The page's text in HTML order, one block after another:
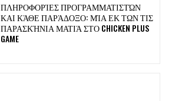
ΠΛΗΡΟΦΟΡΊΕΣ ΠΡΟΓΡΑΜΜΑΤΙΣΤΏΝ
ΚΑΙ ΚΆΘΕ ΠΑΡΆΔΟΞΟ: ΜΊΑ ΕΚ ΤΩΝ ΤΙΣ
ΠΑΡΑΣΚΉΝΙΑ ΜΑΤΙΆ ΣΤΟ CHICKEN PLUS
GAME